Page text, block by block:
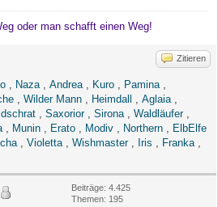
oder man schafft einen Weg!
Zitieren
Naza Andrea Kuro Pamina
Wilder Mann Heimdall Aglaia
Saxorior, Sirona Waldläufer,
Munin Erato Modiv Northern
ElbElfe
Violetta Wishmaster, Iris Franka
Beiträge: 4.425
Themen: 195